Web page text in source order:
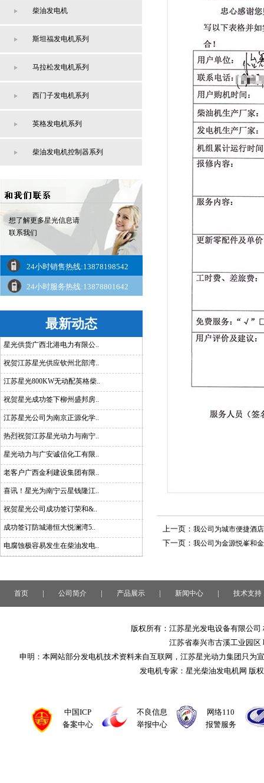
柴油发电机
斯坦福发电机系列
马拉松发电机系列
西门子发电机系列
英格发电机系列
柴油发电机控制器系列
想了解更多星光信息请
联系我们
24小时销售热线:13878198542
24小时服务热线:13878801642
最新动态
星光供货广西北港电力有限公..
祝贺江苏星光供应钦州北部湾..
江苏星光800KW无动配英格柴..
祝贺星光成功签下柳州盛邦房..
江苏星光公司为南京正源化学..
热烈祝贺江苏星光动力与南宁..
星光动力与广安诚信化工有限..
老客户广西金利建设集团有限..
喜讯！星光为南宁云星钱隆江..
祝贺星光公司成功签订荣和&..
成功签订防城港恒大悦澜湾5..
电腐蚀极容易发生在柴油发电..
上一页： 我公司为城市便捷酒
下一页： 我公司为金源悦峯和
首页 | 公司简介 | 产品展示 | 新闻中心 | 技术支持
版权所有：江苏星光发电设备有限公司
江苏省泰兴市古溪工业园
申明：本网站部分发电机技术资料来自互联网，江苏星光动力集团只为
发电机专家：星光柴油发电机网 版
中国ICP
备案中心
不良信息
举报中心
网络110
报警服务